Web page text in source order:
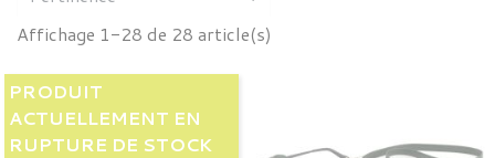
Affichage 1-28 de 28 article(s)
PRODUIT
ACTUELLEMENT EN
RUPTURE DE STOCK